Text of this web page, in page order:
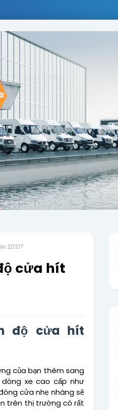
2021?
cửa hít
độ cửa hít
của bạn thêm sang
xe cao cấp như
cửa nhẹ nhàng sẽ
trên thị trường có rất